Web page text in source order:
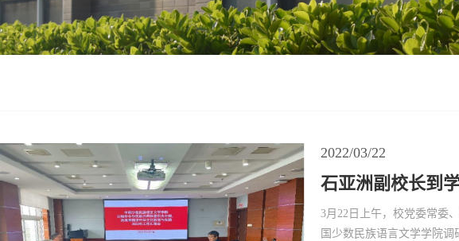
2022/03/22
石亚洲副校长到
3月22日上午，校党委常委
国少数民族语言文学学院